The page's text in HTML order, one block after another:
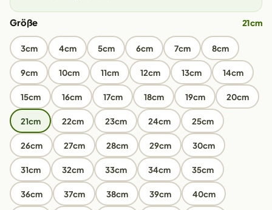
Größe 21cm
3cm 4cm 5cm 6cm 7cm 8cm
9cm 10cm 11cm 12cm 13cm 14cm
15cm 16cm 17cm 18cm 19cm 20cm
21cm 22cm 23cm 24cm 25cm
26cm 27cm 28cm 29cm 30cm
31cm 32cm 33cm 34cm 35cm
36cm 37cm 38cm 39cm 40cm